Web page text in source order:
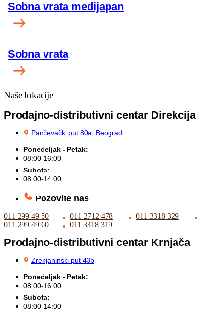
Sobna vrata medijapan
Sobna vrata
Naše lokacije
Prodajno-distributivni centar Direkcija
Pančevački put 80a, Beograd
Ponedeljak - Petak:
08:00-16:00
Subota:
08:00-14:00
Pozovite nas
011 299 49 50 011 2712 478
011 3318 329
011 299 49 60
011 3318 319
Prodajno-distributivni centar Krnjača
Zrenjaninski put 43b
Ponedeljak - Petak:
08:00-16:00
Subota:
08:00-14:00